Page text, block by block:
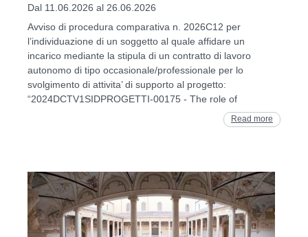
Dal 11.06.2026 al 26.06.2026
Avviso di procedura comparativa n. 2026C12 per
l’individuazione di un soggetto al quale affidare un
incarico mediante la stipula di un contratto di lavoro
autonomo di tipo occasionale/professionale per lo
svolgimento di attivita’ di supporto al progetto:
“2024DCTV1SIDPROGETTI-00175 - The role of
Read more